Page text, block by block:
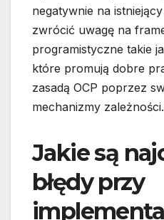
negatywnie na
zwrócić uwagę na
programistyczne takie
które promują dobre
zasadą OCP poprzez
mechanizmy zależności.
Jakie są
błędy przy